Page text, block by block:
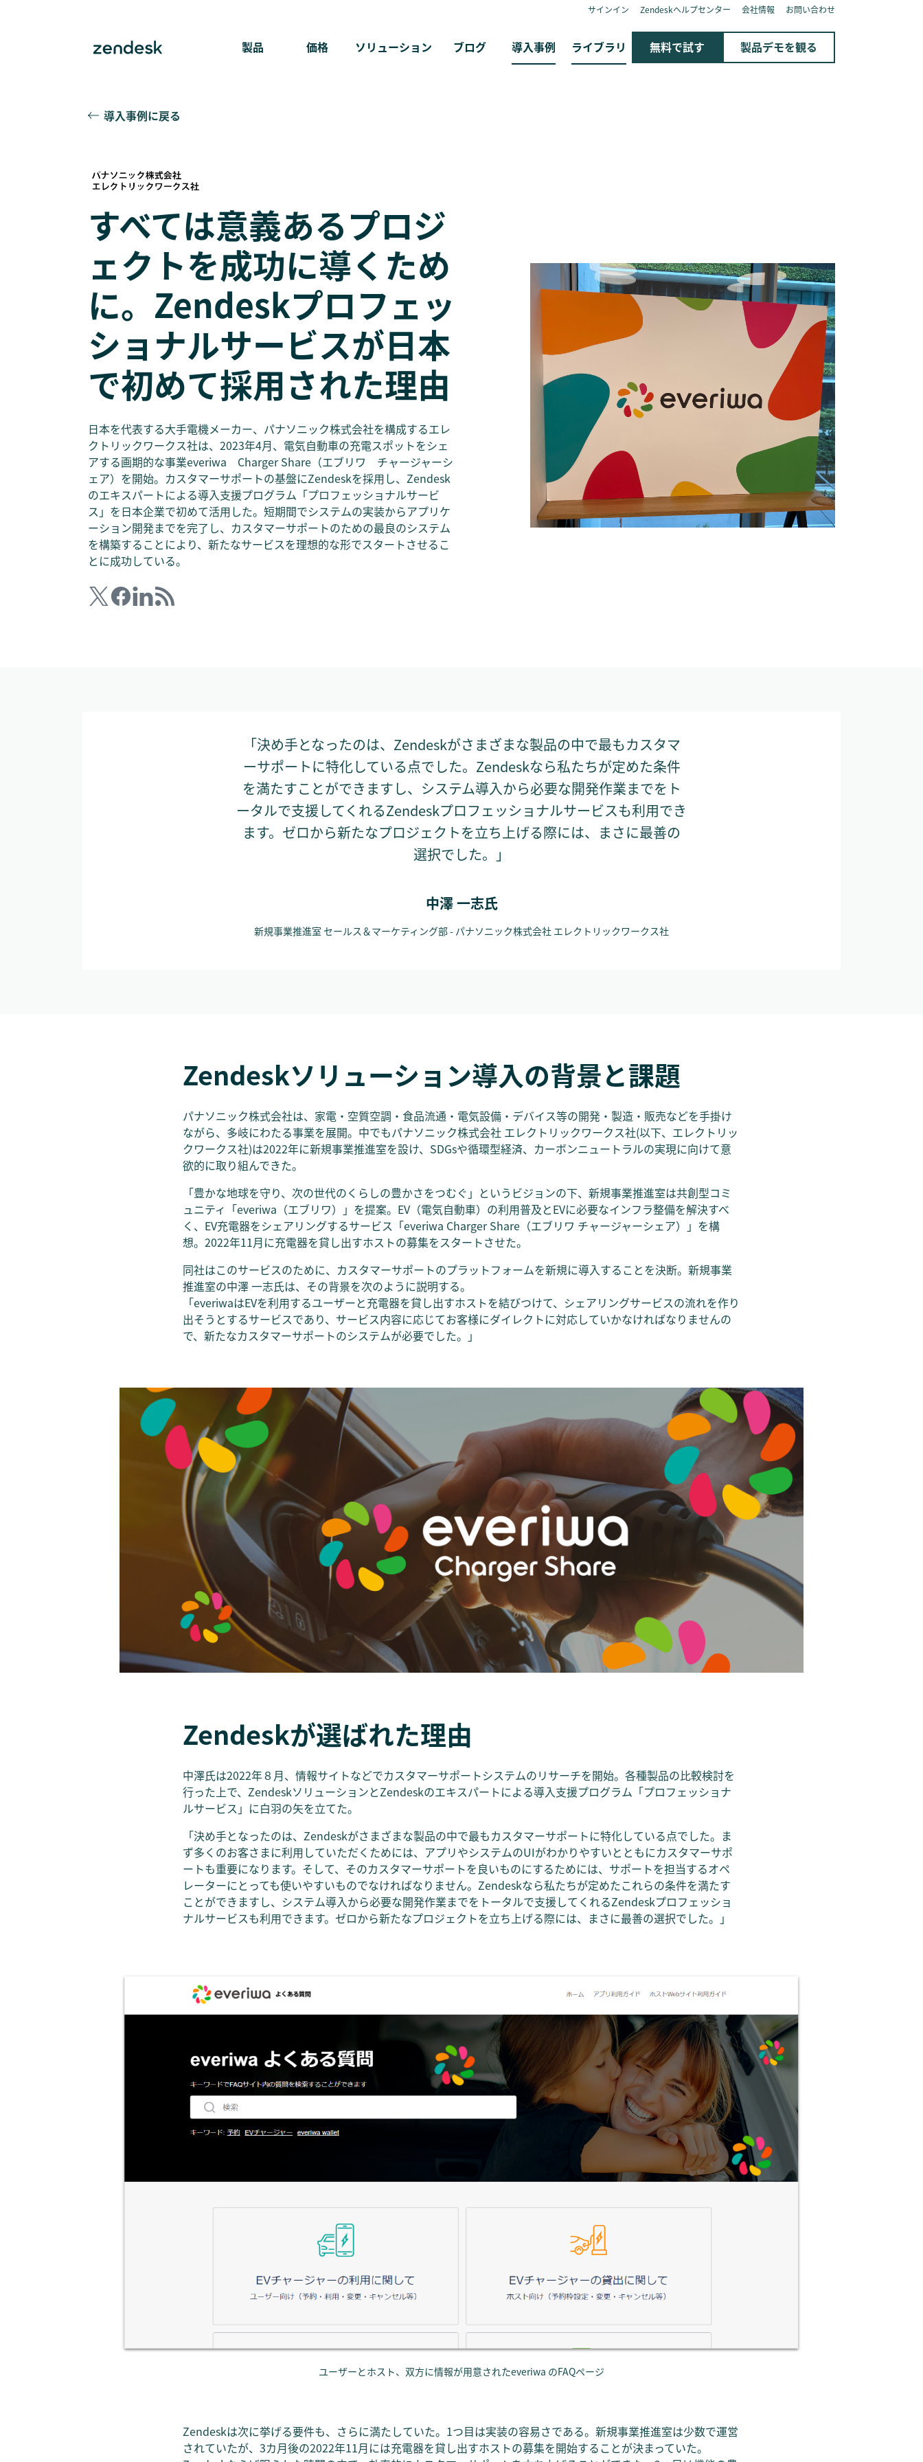
サインイン Zendeskヘルプセンター 会社情報 お問い合わせ
製品 価格 ソリューション ブログ 導入事例 ライブラリ 無料で試す 製品デモを観る
導入事例に戻る
すべては意義あるプロジ
ェクトを成功に導くため
に。Zendeskプロフェッ
ショナルサービスが日本
で初めて採用された理由
日本を代表する大手電機メーカー、パナソニック株式会社を構成するエレ
クトリックワークス社は、2023年4月、電気自動車の充電スポットをシェ
アする画期的な事業everiwa Charger Share（エブリワ チャージャーシ
ェア）を開始。カスタマーサポートの基盤にZendeskを採用し、Zendesk
のエキスパートによる導入支援プログラム「プロフェッショナルサービ
ス」を日本企業で初めて活用した。短期間でシステムの実装からアプリケ
ーション開発までを完了し、カスタマーサポートのための最良のシステム
を構築することにより、新たなサービスを理想的な形でスタートさせるこ
とに成功している。
「決め手となったのは、Zendeskがさまざまな製品の中で最もカスタマ
ーサポートに特化している点でした。Zendeskなら私たちが定めた条件
を満たすことができますし、システム導入から必要な開発作業までをト
ータルで支援してくれるZendeskプロフェッショナルサービスも利用でき
ます。ゼロから新たなプロジェクトを立ち上げる際には、まさに最善の
選択でした。」
中澤 一志氏
新規事業推進室 セールス＆マーケティング部 - パナソニック株式会社 エレクトリックワークス社
Zendeskソリューション導入の背景と課題
パナソニック株式会社は、家電・空質空調・食品流通・電気設備・デバイス等の開発・製造・販売などを手掛け
ながら、多岐にわたる事業を展開。中でもパナソニック株式会社 エレクトリックワークス社(以下、エレクトリッ
クワークス社)は2022年に新規事業推進室を設け、SDGsや循環型経済、カーボンニュートラルの実現に向けて意
欲的に取り組んできた。
「豊かな地球を守り、次の世代のくらしの豊かさをつむぐ」というビジョンの下、新規事業推進室は共創型コミ
ュニティ「everiwa（エブリワ）」を提案。EV（電気自動車）の利用普及とEVに必要なインフラ整備を解決すべ
く、EV充電器をシェアリングするサービス「everiwa Charger Share（エブリワ チャージャーシェア）」を構
想。2022年11月に充電器を貸し出すホストの募集をスタートさせた。
同社はこのサービスのために、カスタマーサポートのプラットフォームを新規に導入することを決断。新規事業
推進室の中澤 一志氏は、その背景を次のように説明する。
「everiwaはEVを利用するユーザーと充電器を貸し出すホストを結びつけて、シェアリングサービスの流れを作り
出そうとするサービスであり、サービス内容に応じてお客様にダイレクトに対応していかなければなりませんの
で、新たなカスタマーサポートのシステムが必要でした。」
Zendeskが選ばれた理由
中澤氏は2022年８月、情報サイトなどでカスタマーサポートシステムのリサーチを開始。各種製品の比較検討を
行った上で、ZendeskソリューションとZendeskのエキスパートによる導入支援プログラム「プロフェッショナ
ルサービス」に白羽の矢を立てた。
「決め手となったのは、Zendeskがさまざまな製品の中で最もカスタマーサポートに特化している点でした。ま
ず多くのお客さまに利用していただくためには、アプリやシステムのUIがわかりやすいとともにカスタマーサポ
ートも重要になります。そして、そのカスタマーサポートを良いものにするためには、サポートを担当するオペ
レーターにとっても使いやすいものでなければなりません。Zendeskなら私たちが定めたこれらの条件を満たす
ことができますし、システム導入から必要な開発作業までをトータルで支援してくれるZendeskプロフェッショ
ナルサービスも利用できます。ゼロから新たなプロジェクトを立ち上げる際には、まさに最善の選択でした。」
ユーザーとホスト、双方に情報が用意されたeveriwa のFAQページ
Zendeskは次に挙げる要件も、さらに満たしていた。1つ目は実装の容易さである。新規事業推進室は少数で運営
されていたが、3カ月後の2022年11月には充電器を貸し出すホストの募集を開始することが決まっていた。